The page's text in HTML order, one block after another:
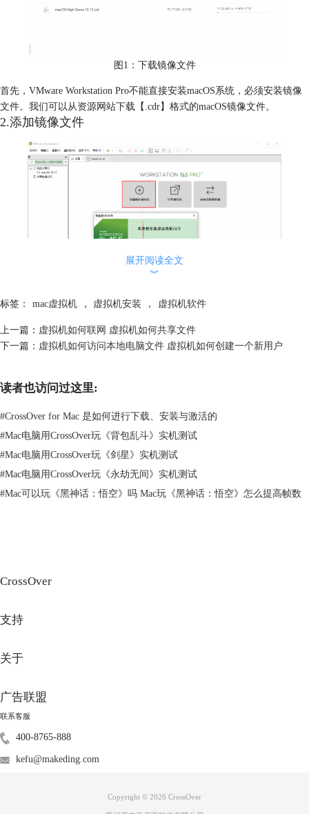
图1：下载镜像文件
首先，VMware Workstation Pro不能直接安装macOS系统，必须安装镜像
文件。我们可以从资源网站下载【.cdr】格式的macOS镜像文件。
2.添加镜像文件
图2：创建新虚拟机
像文件即可，然后单击【下一步】。
展开阅读全文
︾
标签： mac虚拟机 ， 虚拟机安装 ， 虚拟机软件
上一篇： 虚拟机如何联网 虚拟机如何共享文件
下一篇： 虚拟机如何访问本地电脑文件 虚拟机如何创建一个新用户
读者也访问过这里:
#CrossOver for Mac 是如何进行下载、安装与激活的
#Mac电脑用CrossOver玩《背包乱斗》实机测试
#Mac电脑用CrossOver玩《剑星》实机测试
#Mac电脑用CrossOver玩《永劫无间》实机测试
#Mac可以玩《黑神话：悟空》吗 Mac玩《黑神话：悟空》怎么提高帧数
CrossOver
支持
关于
广告联盟
联系客服
400-8765-888
kefu@makeding.com
Copyright © 2026 CrossOver